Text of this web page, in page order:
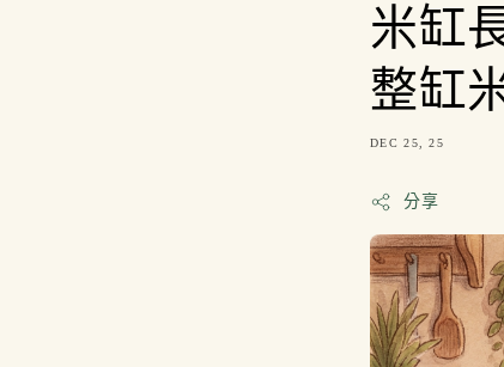
米缸
整缸
DEC 25, 25
分享